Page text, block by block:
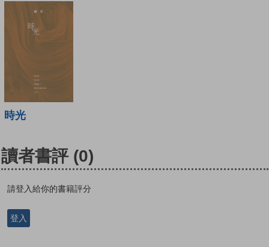
時光
讀者書評 (0)
請登入給你的書籍評分
登入